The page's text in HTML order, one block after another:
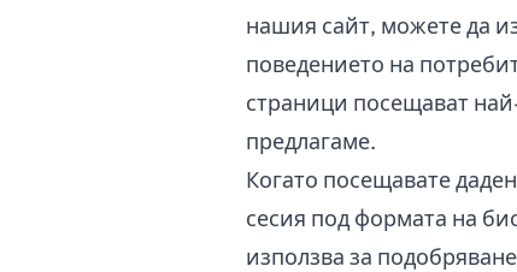
нашия сайт, можете да
поведението на
страници посещават
предлагаме.
Когато посещавате
сесия под формата на
използва за